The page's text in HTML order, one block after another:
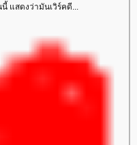
แสดงว่ามันเวิร์คดี...